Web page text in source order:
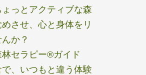
っとアクティブな森
させ、心と身体をリ
か？
セラピー®ガイド
、いつもと違う体験